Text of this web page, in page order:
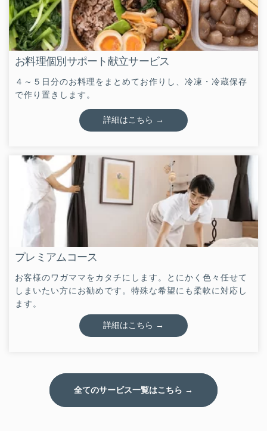
お料理個別サポート献立サービス
４～５日分のお料理をまとめてお作りし、 冷凍・冷蔵保存
で作り置きします。
詳細はこちら →
プレミアムコース
お客様のワガママをカタチにします。とにかく色々任せて
しまいたい方にお勧めです。特殊な希望にも柔軟に対応し
ます。
詳細はこちら →
全てのサービス一覧はこちら →